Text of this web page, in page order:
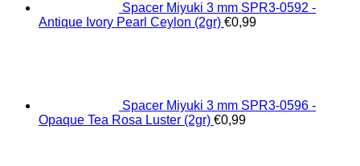
Spacer Miyuki 3 mm SPR3-0592 -
Antique Ivory Pearl Ceylon (2gr) €0,99
Spacer Miyuki 3 mm SPR3-0596 -
Opaque Tea Rosa Luster (2gr) €0,99